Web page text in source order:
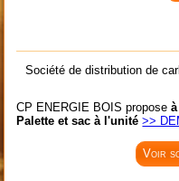
Société de distribution de
CP ENERGIE BOIS propose
Palette et sac à l'unité >>
Voir